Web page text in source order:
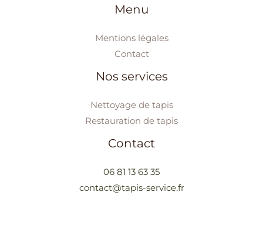
Menu
Mentions légales
Contact
Nos services
Nettoyage de tapis
Restauration de tapis
Contact
06 81 13 63 35
contact@tapis-service.fr